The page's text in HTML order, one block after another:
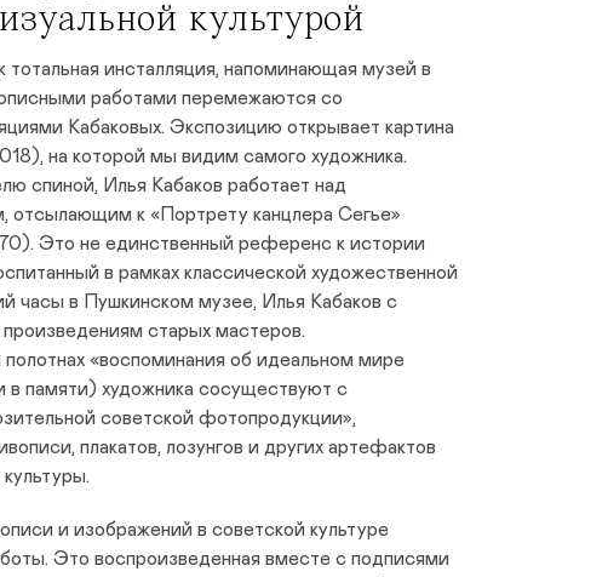
культурой
тотальная инсталляция, напоминающая музей в
работами перемежаются со
Кабаковых. Экспозицию открывает картина
на которой мы видим самого художника.
спиной, Илья Кабаков работает над
отсылающим к «Портрету канцлера Сегье»
Это не единственный референс к истории
в рамках классической художественной
часы в Пушкинском музее, Илья Кабаков с
старых мастеров.
«воспоминания об идеальном мире
в памяти) художника сосуществуют с
советской фотопродукции»,
плакатов, лозунгов и других артефактов
и изображений в советской культуре
Это воспроизведенная вместе с подписями